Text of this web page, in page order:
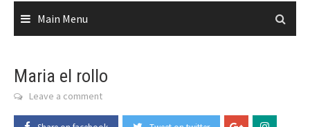
Main Menu
Maria el rollo
Leave a comment